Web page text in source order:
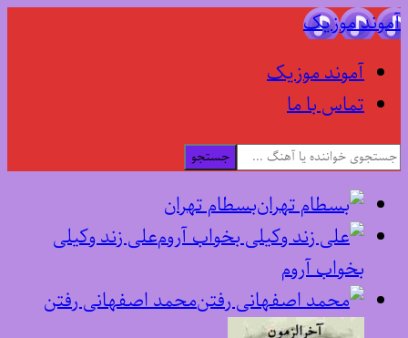
آموند موزیک
آموند موزیک
تماس با ما
جستجو
بسطام تهران
علی زند وکیلی
بخواب آروم
محمد اصفهانی رفتن